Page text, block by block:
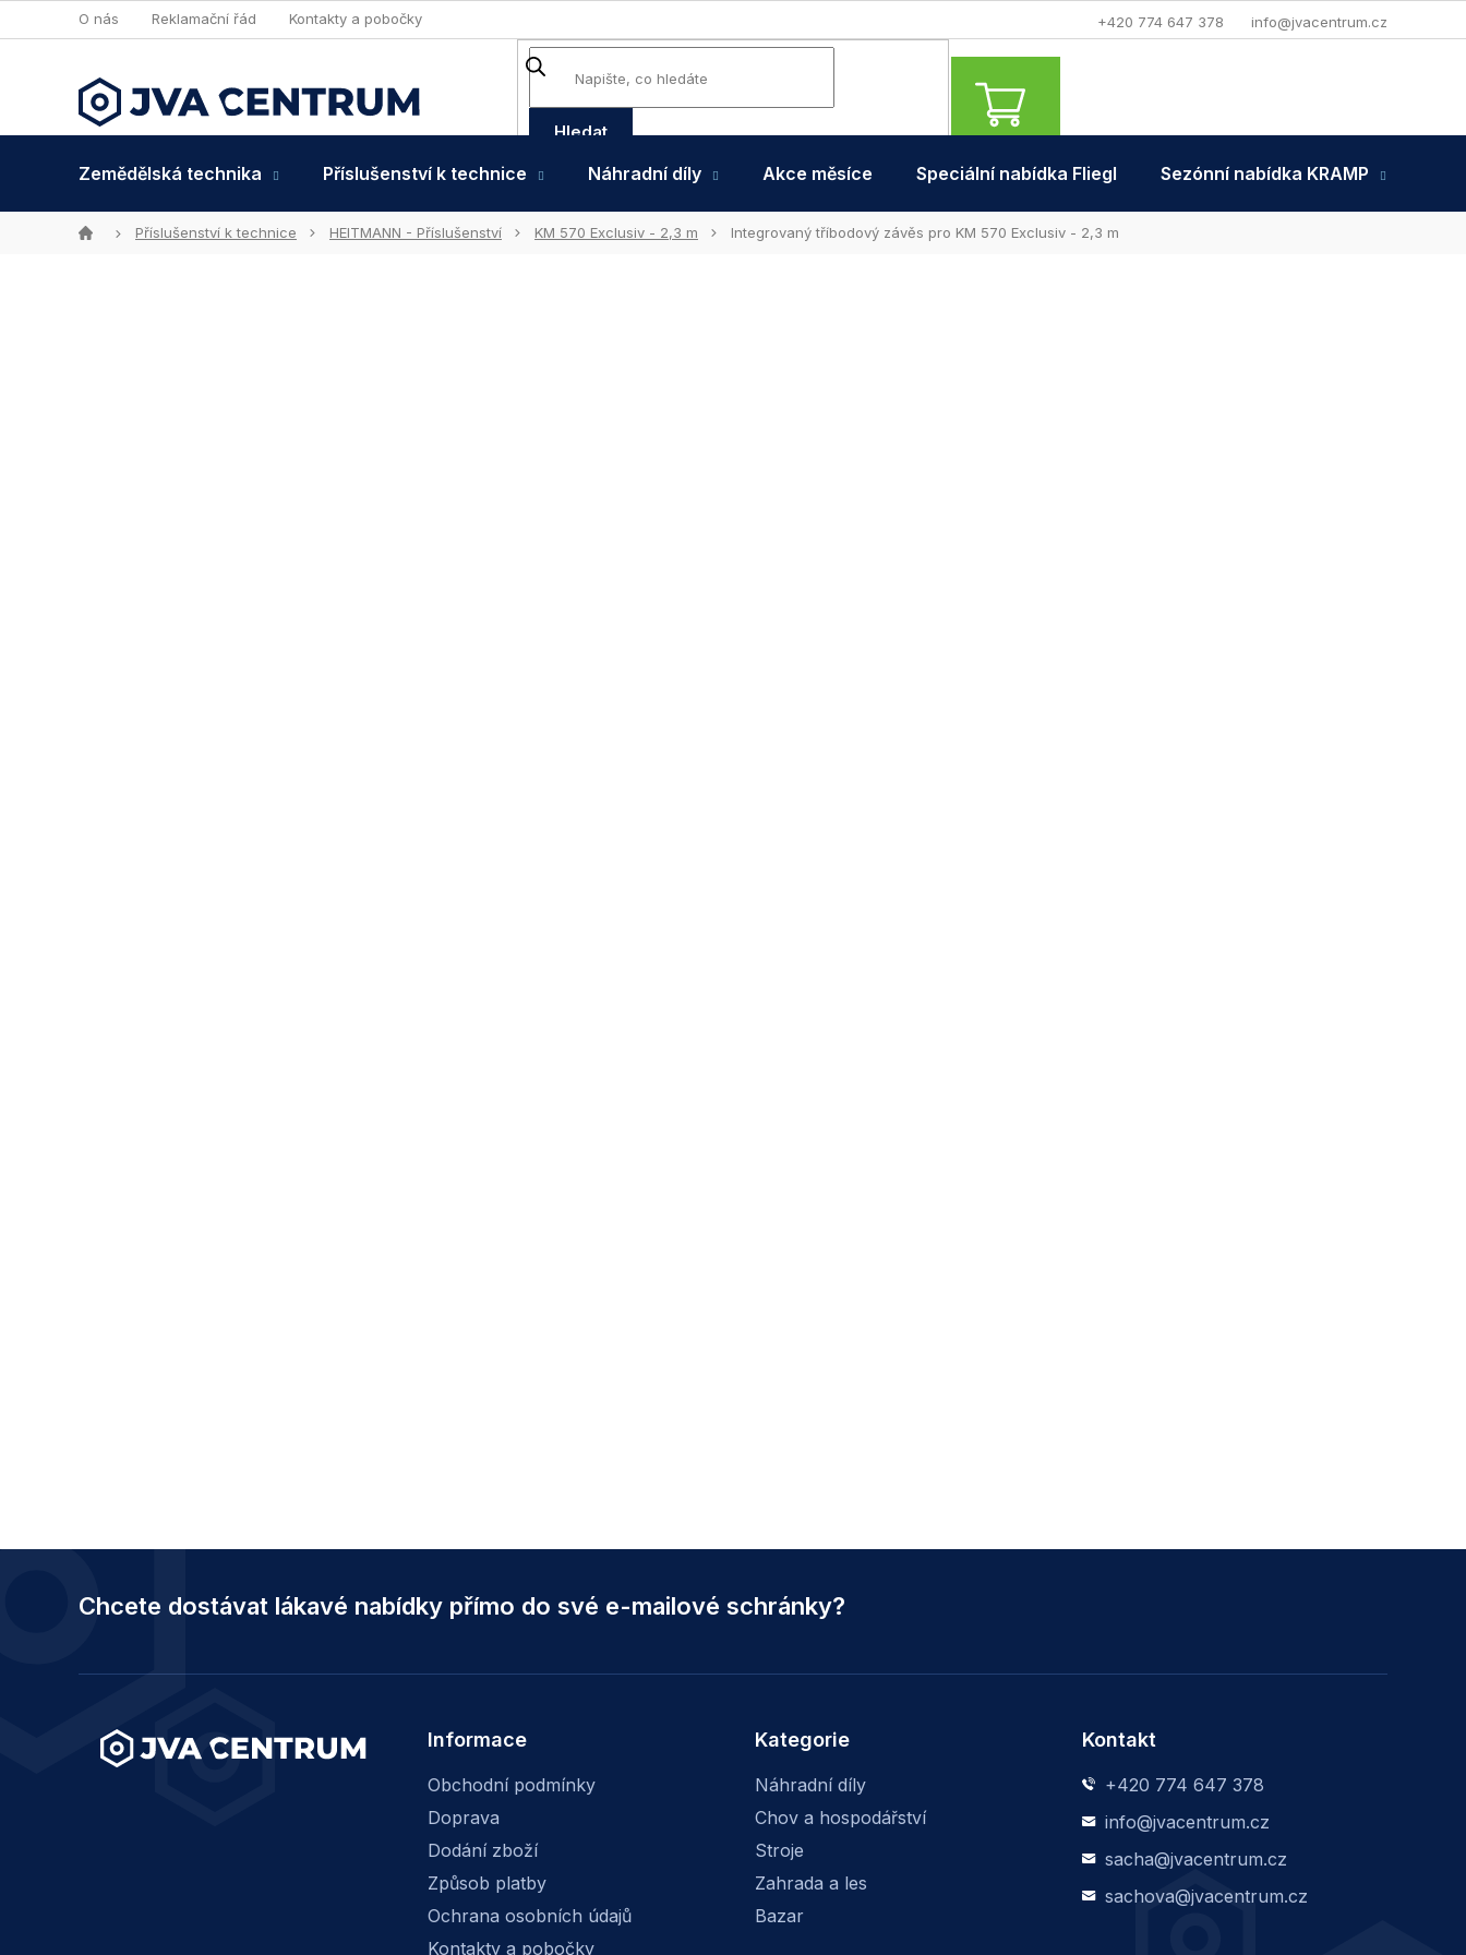
na
+420 774 647 378 info@jvacentrum.cz
O nás Reklamační řád Kontakty a pobočky
Hledat
NÁKUPNÍ
KOŠÍK
Zemědělská technika
Příslušenství k technice Náhradní díly Akce měsíce Speciální nabídka Fliegl Sezónní nabídka KRAMP
DomůPříslušenství k technice HEITMANN - Příslušenství KM 570 Exclusiv - 2,3 m Integrovaný tříbodový závěs pro KM 570 Exclusiv - 2,3 m
Chcete dostávat lákavé nabídky přímo do své e-mailové schránky?
Informace
Obchodní podmínky
Doprava
Dodání zboží
Způsob platby
Ochrana osobních údajů
Kontakty a pobočky
Kategorie
Náhradní díly
Chov a hospodářství
Stroje
Zahrada a les
Bazar
Kontakt
+420 774 647 378
info@jvacentrum.cz
sacha@jvacentrum.cz
sachova@jvacentrum.cz